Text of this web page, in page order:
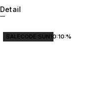
Detail
SALECODE:SUN10:10:%